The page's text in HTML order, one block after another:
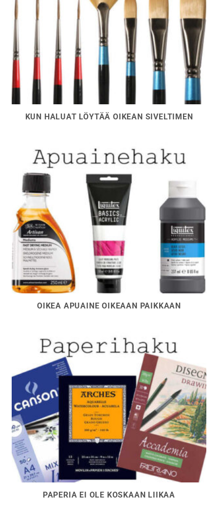
KUN HALUAT LÖYTÄÄ OIKEAN SIVELTIMEN
OIKEA APUAINE OIKEAAN PAIKKAAN
PAPERIA EI OLE KOSKAAN LIIKAA